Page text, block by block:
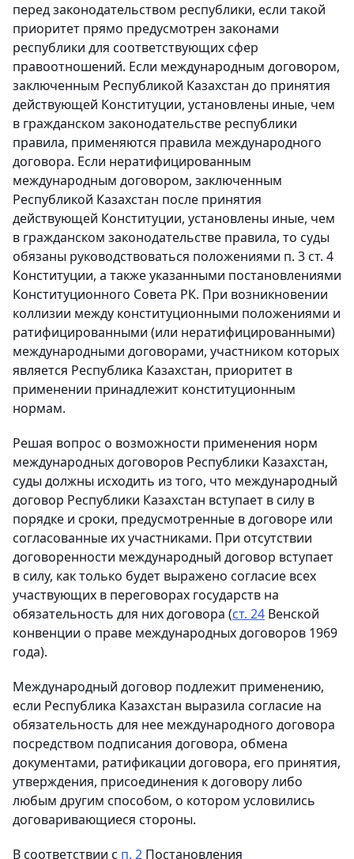
перед законодательством республики, если такой
приоритет прямо предусмотрен законами
республики для соответствующих сфер
правоотношений. Если международным договором,
заключенным Республикой Казахстан до принятия
действующей Конституции, установлены иные, чем
в гражданском законодательстве республики
правила, применяются правила международного
договора. Если нератифицированным
международным договором, заключенным
Республикой Казахстан после принятия
действующей Конституции, установлены иные, чем
в гражданском законодательстве правила, то суды
обязаны руководствоваться положениями п. 3 ст. 4
Конституции, а также указанными постановлениями
Конституционного Совета РК. При возникновении
коллизии между конституционными положениями и
ратифицированными (или нератифицированными)
международными договорами, участником которых
является Республика Казахстан, приоритет в
применении принадлежит конституционным
нормам.
Решая вопрос о возможности применения норм
международных договоров Республики Казахстан,
суды должны исходить из того, что международный
договор Республики Казахстан вступает в силу в
порядке и сроки, предусмотренные в договоре или
согласованные их участниками. При отсутствии
договоренности международный договор вступает
в силу, как только будет выражено согласие всех
участвующих в переговорах государств на
обязательность для них договора (ст. 24 Венской
конвенции о праве международных договоров 1969
года).
Международный договор подлежит применению,
если Республика Казахстан выразила согласие на
обязательность для нее международного договора
посредством подписания договора, обмена
документами, ратификации договора, его принятия,
утверждения, присоединения к договору либо
любым другим способом, о котором условились
договаривающиеся стороны.
В соответствии с п. 2 Постановления